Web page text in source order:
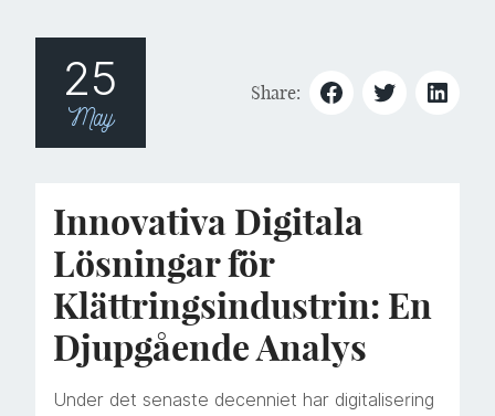
25
May
Share:
Innovativa Digitala
Lösningar för
Klättringsindustrin: En
Djupgående Analys
Under det senaste decenniet har digitalisering